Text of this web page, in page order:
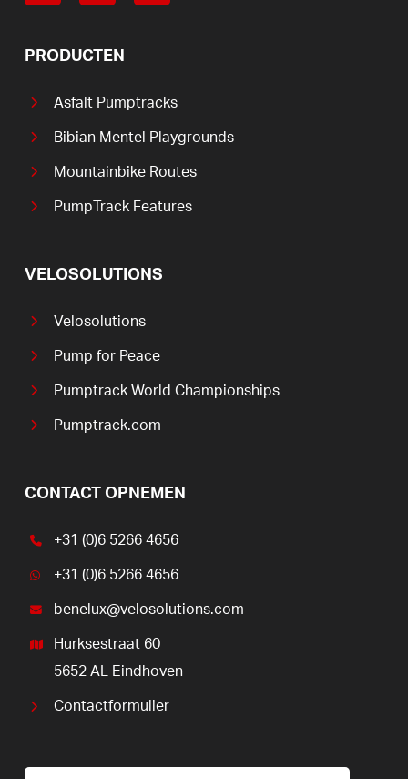
PRODUCTEN
Asfalt Pumptracks
Bibian Mentel Playgrounds
Mountainbike Routes
PumpTrack Features
VELOSOLUTIONS
Velosolutions
Pump for Peace
Pumptrack World Championships
Pumptrack.com
CONTACT OPNEMEN
+31 (0)6 5266 4656
+31 (0)6 5266 4656
benelux@velosolutions.com
Hurksestraat 60
5652 AL Eindhoven
Contactformulier